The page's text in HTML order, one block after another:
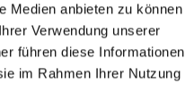
Medien anbieten zu können
Verwendung unserer
führen diese Informationen
im Rahmen Ihrer Nutzung